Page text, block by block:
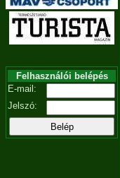
Felhasználói belépés
E-mail:
Jelszó: